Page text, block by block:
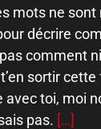
mots ne
décrire
comment
sortir
toi, moi
pas. […]